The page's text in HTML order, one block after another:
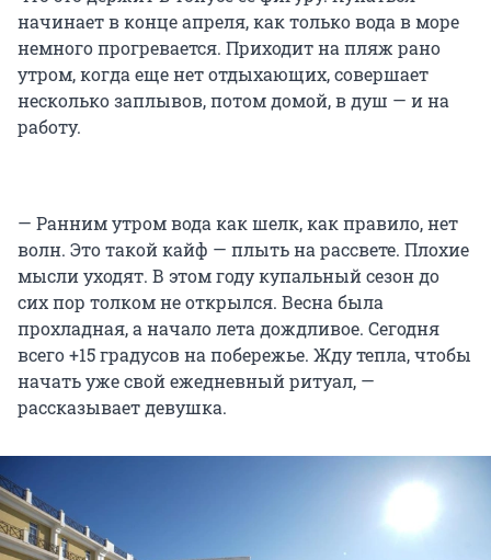
начинает в конце апреля, как только вода в море
немного прогревается. Приходит на пляж рано
утром, когда еще нет отдыхающих, совершает
несколько заплывов, потом домой, в душ — и на
работу.
— Ранним утром вода как шелк, как правило, нет
волн. Это такой кайф — плыть на рассвете. Плохие
мысли уходят. В этом году купальный сезон до
сих пор толком не открылся. Весна была
прохладная, а начало лета дождливое. Сегодня
всего +15 градусов на побережье. Жду тепла, чтобы
начать уже свой ежедневный ритуал, —
рассказывает девушка.